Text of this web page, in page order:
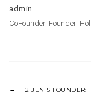
admin
CoFounder, Founder,
2 JENIS FOUNDER: